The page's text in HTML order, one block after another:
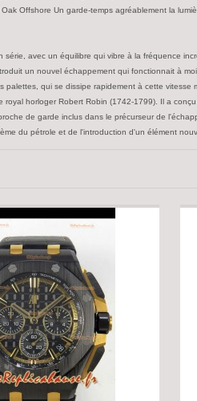
Offshore Un garde-temps agréablement la
avec un équilibre qui vibre à la fréquence
un nouvel échappement qui fonctionnait à
qui se dissipe rapidement à cette
horloger Robert Robin (1742-1799). Il a
de garde inclus dans le précurseur de
du pétrole et de l'introduction d'un élément